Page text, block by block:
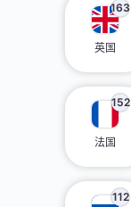
163
英国
152
法国
112